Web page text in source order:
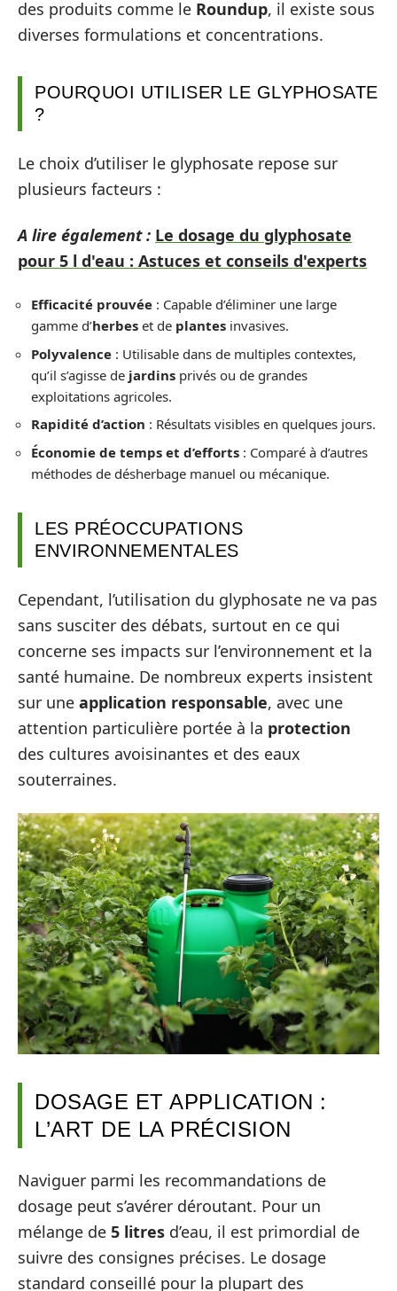
des produits comme le Roundup, il existe sous
diverses formulations et concentrations.
POURQUOI UTILISER LE GLYPHOSATE
?
Le choix d’utiliser le glyphosate repose sur
plusieurs facteurs :
A lire également : Le dosage du glyphosate
pour 5 l d'eau : Astuces et conseils d'experts
Efficacité prouvée : Capable d’éliminer une large
gamme d’herbes et de plantes invasives.
Polyvalence : Utilisable dans de multiples contextes,
qu’il s’agisse de jardins privés ou de grandes
exploitations agricoles.
Rapidité d’action : Résultats visibles en quelques jours.
Économie de temps et d’efforts : Comparé à d’autres
méthodes de désherbage manuel ou mécanique.
LES PRÉOCCUPATIONS
ENVIRONNEMENTALES
Cependant, l’utilisation du glyphosate ne va pas
sans susciter des débats, surtout en ce qui
concerne ses impacts sur l’environnement et la
santé humaine. De nombreux experts insistent
sur une application responsable, avec une
attention particulière portée à la protection
des cultures avoisinantes et des eaux
souterraines.
DOSAGE ET APPLICATION :
L’ART DE LA PRÉCISION
Naviguer parmi les recommandations de
dosage peut s’avérer déroutant. Pour un
mélange de 5 litres d’eau, il est primordial de
suivre des consignes précises. Le dosage
standard conseillé pour la plupart des